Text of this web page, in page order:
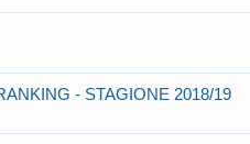
- STAGIONE 2018/19